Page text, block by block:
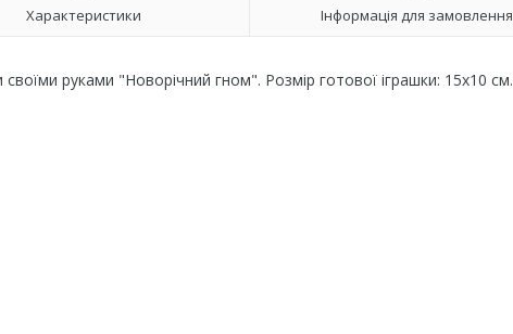
Характеристики Інформація для замовлення
руками "Новорічний гном". Розмір готової іграшки: 15х10 см.